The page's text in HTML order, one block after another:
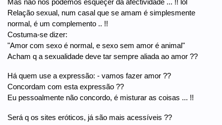
Relação sexual, num casal que se amam é simplesmente
normal, é um complemento .. !!
Costuma-se dizer:
"Amor com sexo é normal, e sexo sem amor é animal"
Acham q a sexualidade deve tar sempre aliada ao amor ??
Há quem use a expressão: - vamos fazer amor ??
Concordam com esta expressão ??
Eu pessoalmente não concordo, é misturar as coisas ... !!
Será q os sites eróticos, já são mais acessíveis ??